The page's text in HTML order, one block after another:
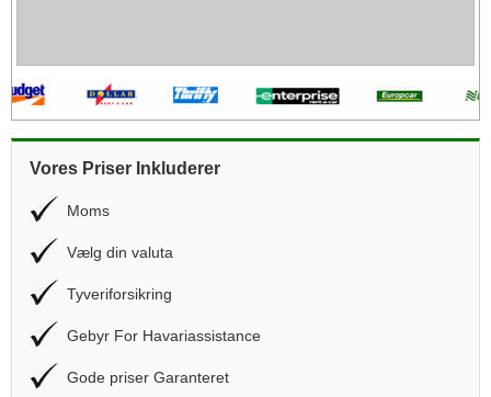
Vores Priser Inkluderer
Moms
Vælg din valuta
Tyveriforsikring
Gebyr For Havariassistance
Gode priser Garanteret